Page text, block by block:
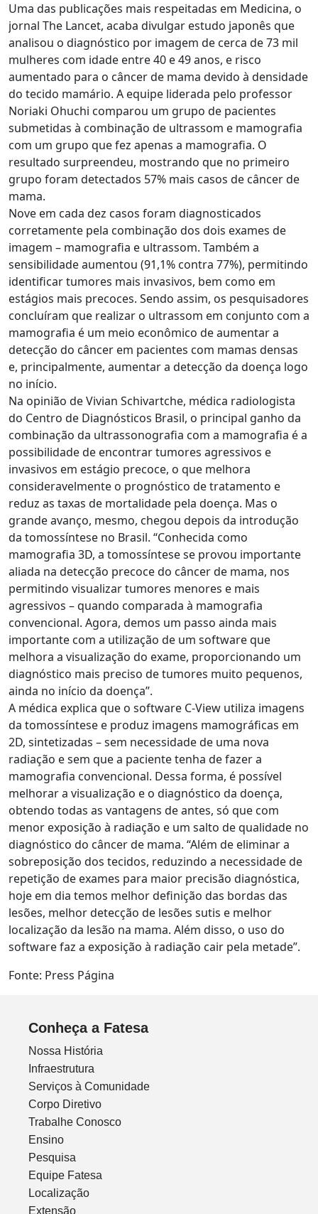
Uma das publicações mais respeitadas em Medicina, o
jornal The Lancet, acaba divulgar estudo japonês que
analisou o diagnóstico por imagem de cerca de 73 mil
mulheres com idade entre 40 e 49 anos, e risco
aumentado para o câncer de mama devido à densidade
do tecido mamário. A equipe liderada pelo professor
Noriaki Ohuchi comparou um grupo de pacientes
submetidas à combinação de ultrassom e mamografia
com um grupo que fez apenas a mamografia. O
resultado surpreendeu, mostrando que no primeiro
grupo foram detectados 57% mais casos de câncer de
mama.
Nove em cada dez casos foram diagnosticados
corretamente pela combinação dos dois exames de
imagem – mamografia e ultrassom. Também a
sensibilidade aumentou (91,1% contra 77%), permitindo
identificar tumores mais invasivos, bem como em
estágios mais precoces. Sendo assim, os pesquisadores
concluíram que realizar o ultrassom em conjunto com a
mamografia é um meio econômico de aumentar a
detecção do câncer em pacientes com mamas densas
e, principalmente, aumentar a detecção da doença logo
no início.
Na opinião de Vivian Schivartche, médica radiologista
do Centro de Diagnósticos Brasil, o principal ganho da
combinação da ultrassonografia com a mamografia é a
possibilidade de encontrar tumores agressivos e
invasivos em estágio precoce, o que melhora
consideravelmente o prognóstico de tratamento e
reduz as taxas de mortalidade pela doença. Mas o
grande avanço, mesmo, chegou depois da introdução
da tomossíntese no Brasil. “Conhecida como
mamografia 3D, a tomossíntese se provou importante
aliada na detecção precoce do câncer de mama, nos
permitindo visualizar tumores menores e mais
agressivos – quando comparada à mamografia
convencional. Agora, demos um passo ainda mais
importante com a utilização de um software que
melhora a visualização do exame, proporcionando um
diagnóstico mais preciso de tumores muito pequenos,
ainda no início da doença”.
A médica explica que o software C-View utiliza imagens
da tomossíntese e produz imagens mamográficas em
2D, sintetizadas – sem necessidade de uma nova
radiação e sem que a paciente tenha de fazer a
mamografia convencional. Dessa forma, é possível
melhorar a visualização e o diagnóstico da doença,
obtendo todas as vantagens de antes, só que com
menor exposição à radiação e um salto de qualidade no
diagnóstico do câncer de mama. “Além de eliminar a
sobreposição dos tecidos, reduzindo a necessidade de
repetição de exames para maior precisão diagnóstica,
hoje em dia temos melhor definição das bordas das
lesões, melhor detecção de lesões sutis e melhor
localização da lesão na mama. Além disso, o uso do
software faz a exposição à radiação cair pela metade”.
Fonte: Press Página
Conheça a Fatesa
Nossa História
Infraestrutura
Serviços à Comunidade
Corpo Diretivo
Trabalhe Conosco
Ensino
Pesquisa
Equipe Fatesa
Localização
Extensão